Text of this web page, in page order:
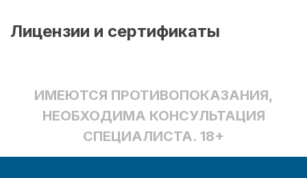
Лицензии и сертификаты
ИМЕЮТСЯ ПРОТИВОПОКАЗАНИЯ,
НЕОБХОДИМА КОНСУЛЬТАЦИЯ
СПЕЦИАЛИСТА. 18+